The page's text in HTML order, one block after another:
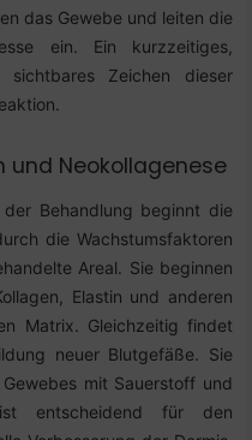
das Gewebe und leiten die
ein. Ein kurzzeitiges,
Zeichen dieser
und Neokollagenese
Behandlung beginnt die
die Wachstumsfaktoren
Areal. Sie beginnen
Elastin und anderen
Matrix. Gleichzeitig findet
neuer Blutgefäße. Sie
mit Sauerstoff und
entscheidend für den